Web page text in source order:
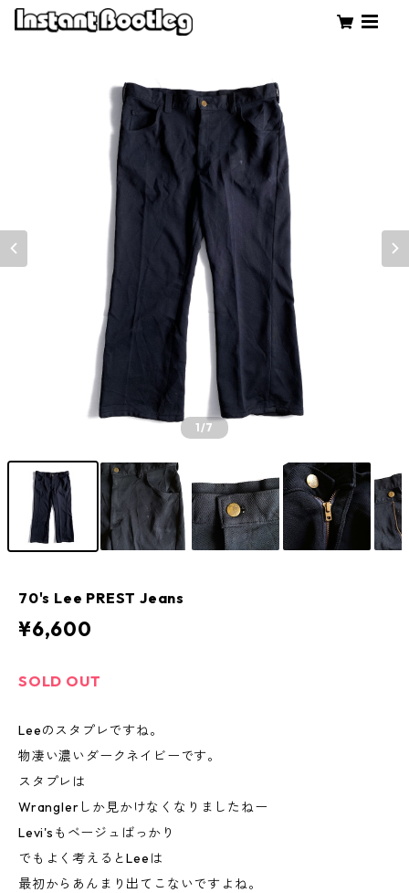
1/7
70's Lee PREST Jeans
¥6,600
SOLD OUT
Leeのスタプレですね。
物凄い濃いダークネイビーです。
スタプレは
Wranglerしか見かけなくなりましたねー
Levi'sもベージュばっかり
でもよく考えるとLeeは
最初からあんまり出てこないですよね。